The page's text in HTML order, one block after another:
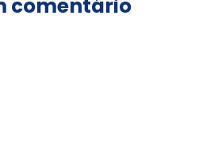
comentário